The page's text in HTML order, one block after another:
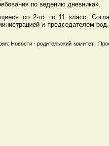
по ведению дневника».
со 2-го по 11 класс.
и председателем
Новости - родительский комитет |